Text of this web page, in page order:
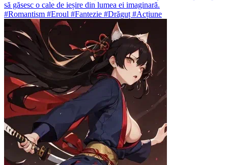
să găsesc o cale de ieșire din lumea ei imaginară.
#Romantism #Eroul #Fantezie #Drăguț #Acțiune